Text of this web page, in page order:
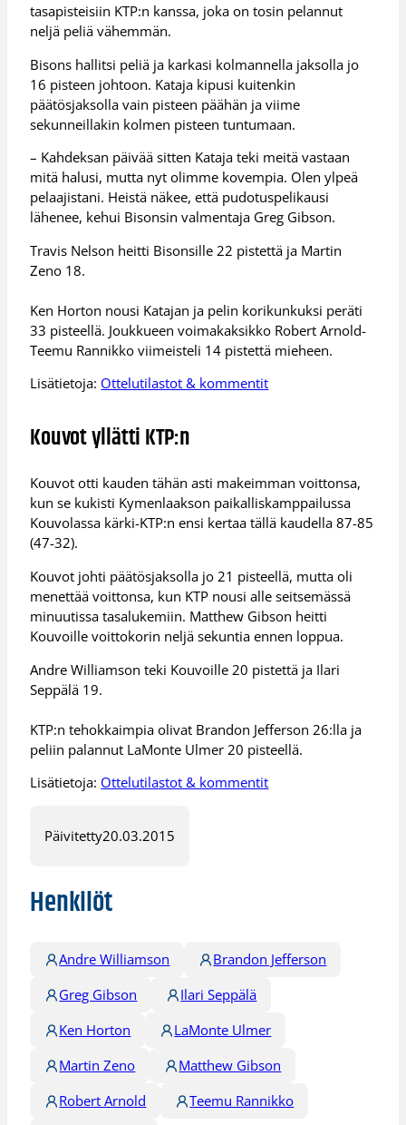
tasapisteisiin KTP:n kanssa, joka on tosin pelannut
neljä peliä vähemmän.
Bisons hallitsi peliä ja karkasi kolmannella jaksolla jo
16 pisteen johtoon. Kataja kipusi kuitenkin
päätösjaksolla vain pisteen päähän ja viime
sekunneillakin kolmen pisteen tuntumaan.
– Kahdeksan päivää sitten Kataja teki meitä vastaan
mitä halusi, mutta nyt olimme kovempia. Olen ylpeä
pelaajistani. Heistä näkee, että pudotuspelikausi
lähenee, kehui Bisonsin valmentaja Greg Gibson.
Travis Nelson heitti Bisonsille 22 pistettä ja Martin
Zeno 18.
Ken Horton nousi Katajan ja pelin korikunkuksi peräti
33 pisteellä. Joukkueen voimakaksikko Robert Arnold-
Teemu Rannikko viimeisteli 14 pistettä mieheen.
Lisätietoja: Ottelutilastot & kommentit
Kouvot yllätti KTP:n
Kouvot otti kauden tähän asti makeimman voittonsa,
kun se kukisti Kymenlaakson paikalliskamppailussa
Kouvolassa kärki-KTP:n ensi kertaa tällä kaudella 87-85
(47-32).
Kouvot johti päätösjaksolla jo 21 pisteellä, mutta oli
menettää voittonsa, kun KTP nousi alle seitsemässä
minuutissa tasalukemiin. Matthew Gibson heitti
Kouvoille voittokorin neljä sekuntia ennen loppua.
Andre Williamson teki Kouvoille 20 pistettä ja Ilari
Seppälä 19.
KTP:n tehokkaimpia olivat Brandon Jefferson 26:lla ja
peliin palannut LaMonte Ulmer 20 pisteellä.
Lisätietoja: Ottelutilastot & kommentit
Päivitetty20.03.2015
Henkilöt
Andre Williamson
Brandon Jefferson
Greg Gibson
Ilari Seppälä
Ken Horton
LaMonte Ulmer
Martin Zeno
Matthew Gibson
Robert Arnold
Teemu Rannikko